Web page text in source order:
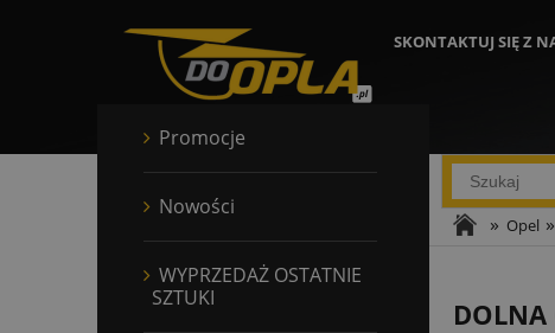
SKONTAKTUJ SIĘ Z
» Opel »
Promocje
Nowości
WYPRZEDAŻ OSTATNIE
SZTUKI
DOLNA